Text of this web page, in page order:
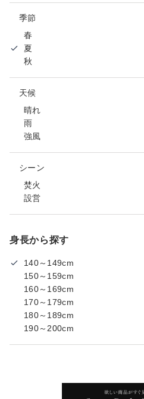
季節
春
夏
秋
天候
晴れ
雨
強風
シーン
焚火
設営
身長から探す
140～149cm
150～159cm
160～169cm
170～179cm
180～189cm
190～200cm